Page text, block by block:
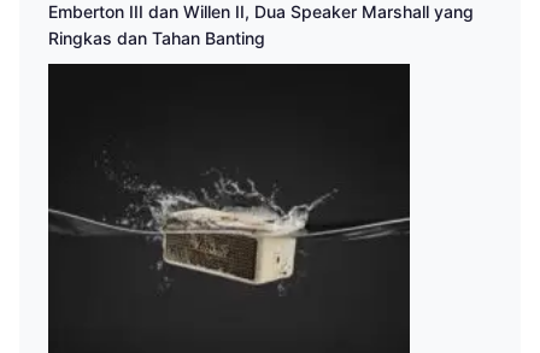
Emberton III dan Willen II, Dua Speaker Marshall yang
Ringkas dan Tahan Banting